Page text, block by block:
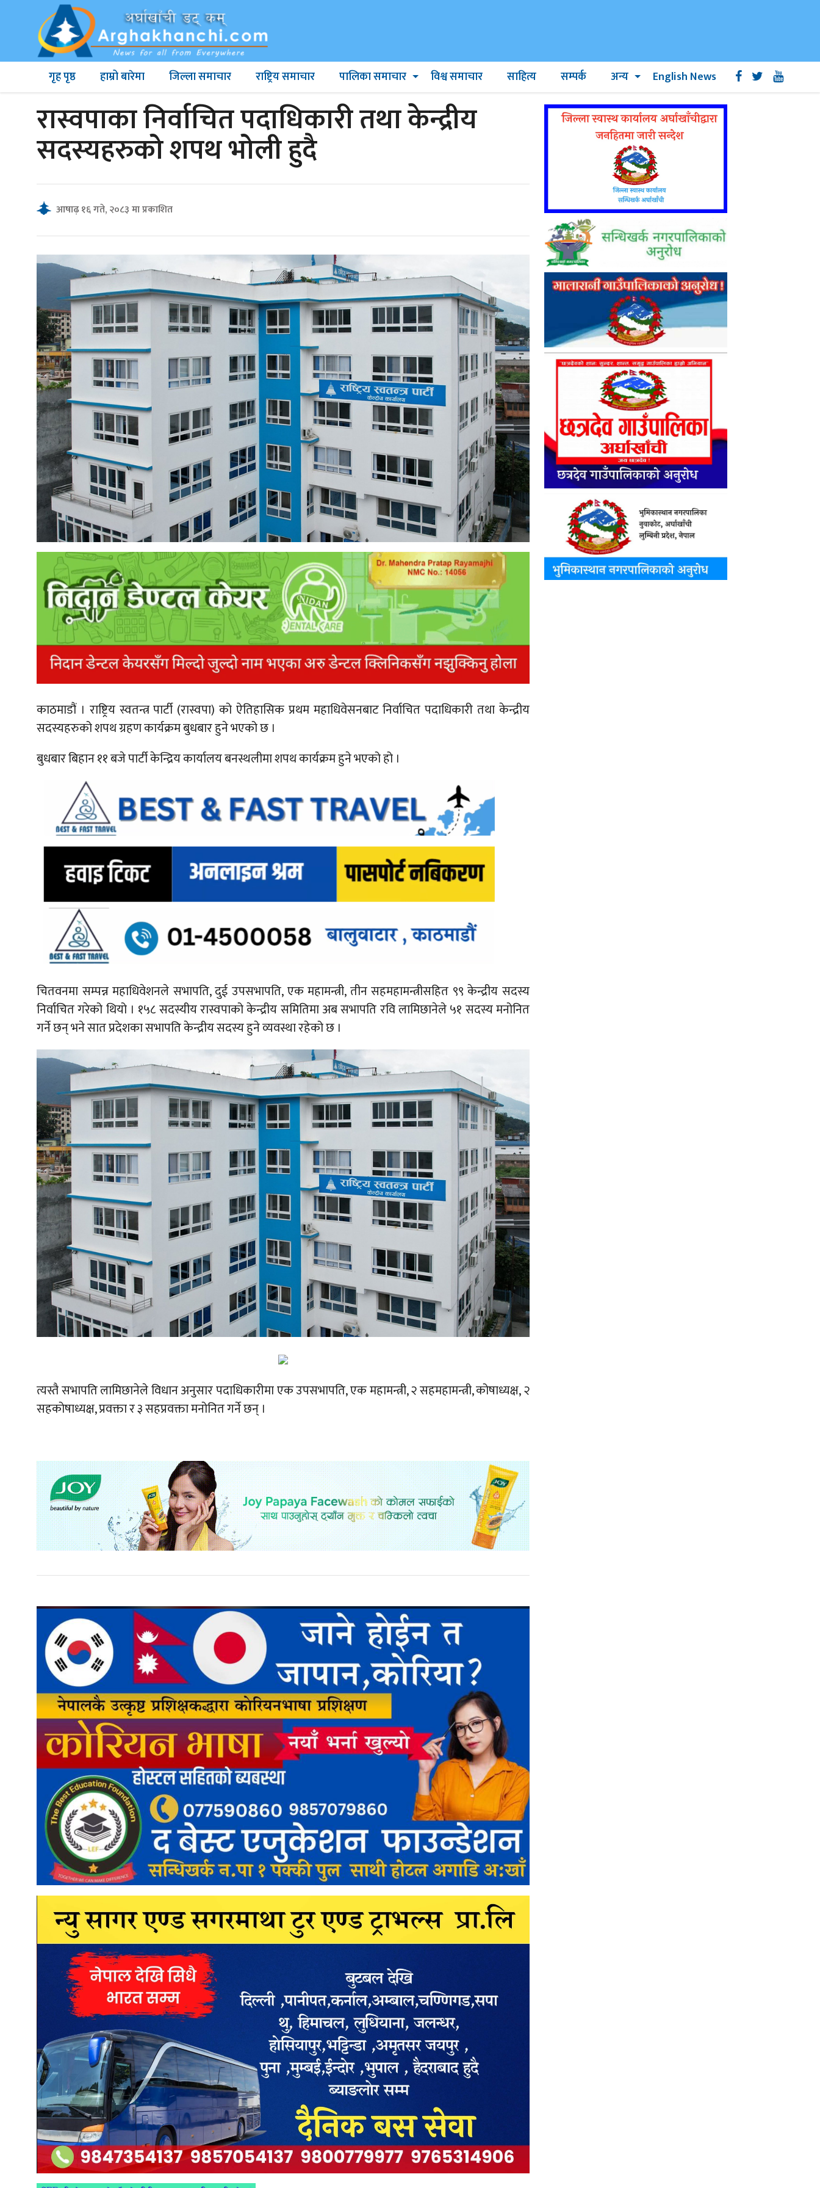
गृह पृष्ठ हाम्रो बारेमा जिल्ला समाचार राष्ट्रिय समाचार पालिका समाचार विश्व समाचार साहित्य सम्पर्क अन्य English News
रास्वपाका निर्वाचित पदाधिकारी तथा केन्द्रीय
सदस्यहरुको शपथ भोली हुदै
आषाढ़ १६ गते, २०८३ मा प्रकाशित
काठमाडौं । राष्ट्रिय स्वतन्त्र पार्टी (रास्वपा) को ऐतिहासिक प्रथम महाधिवेसनबाट निर्वाचित पदाधिकारी तथा केन्द्रीय
सदस्यहरुको शपथ ग्रहण कार्यक्रम बुधबार हुने भएको छ ।
बुधबार बिहान ११ बजे पार्टी केन्द्रिय कार्यालय बनस्थलीमा शपथ कार्यक्रम हुने भएको हो ।
चितवनमा सम्पन्न महाधिवेशनले सभापति, दुई उपसभापति, एक महामन्त्री, तीन सहमहामन्त्रीसहित ९९ केन्द्रीय सदस्य
निर्वाचित गरेको थियो । १५८ सदस्यीय रास्वपाको केन्द्रीय समितिमा अब सभापति रवि लामिछानेले ५१ सदस्य मनोनित
गर्ने छन् भने सात प्रदेशका सभापति केन्द्रीय सदस्य हुने व्यवस्था रहेको छ ।
त्यस्तै सभापति लामिछानेले विधान अनुसार पदाधिकारीमा एक उपसभापति, एक महामन्त्री, २ सहमहामन्त्री, कोषाध्यक्ष, २
सहकोषाध्यक्ष, प्रवक्ता र ३ सहप्रवक्ता मनोनित गर्ने छन् ।